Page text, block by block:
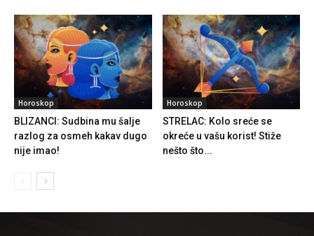
Horoskop
BLIZANCI: Sudbina mu šalje
razlog za osmeh kakav dugo
nije imao!
Horoskop
STRELAC: Kolo sreće se
okreće u vašu korist! Stiže
nešto što...